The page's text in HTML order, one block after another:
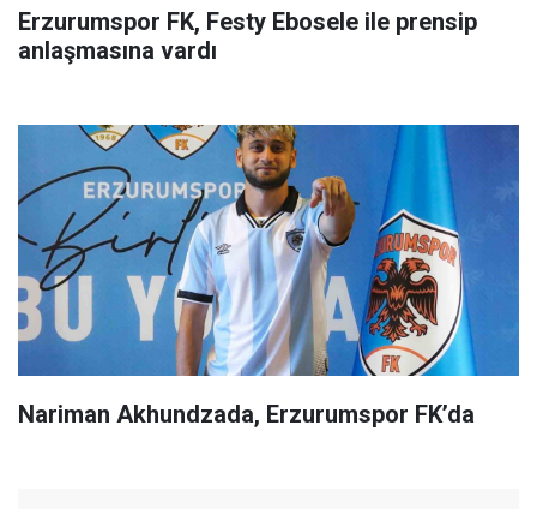
Erzurumspor FK, Festy Ebosele ile prensip
anlaşmasına vardı
Nariman Akhundzada, Erzurumspor FK’da